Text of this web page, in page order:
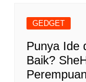
GEDGET
Punya Ide
Baik?